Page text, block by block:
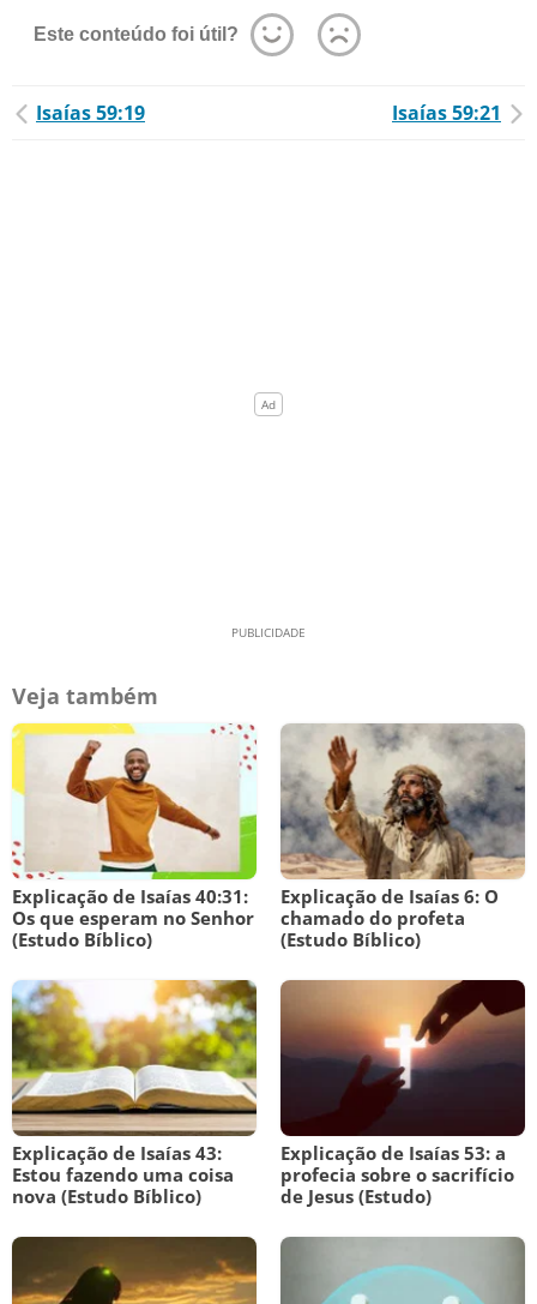
Este conteúdo foi útil?
Isaías 59:19 Isaías 59:21
Veja também
Explicação de Isaías 40:31:
Os que esperam no Senhor
(Estudo Bíblico)
Explicação de Isaías 6: O
chamado do profeta
(Estudo Bíblico)
Explicação de Isaías 43:
Estou fazendo uma coisa
nova (Estudo Bíblico)
Explicação de Isaías 53: a
profecia sobre o sacrifício
de Jesus (Estudo)